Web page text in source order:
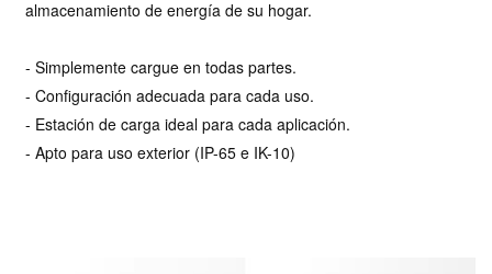
almacenamiento de energía de su hogar.
- Simplemente cargue en todas partes.
- Configuración adecuada para cada uso.
- Estación de carga ideal para cada aplicación.
- Apto para uso exterior (IP-65 e IK-10)